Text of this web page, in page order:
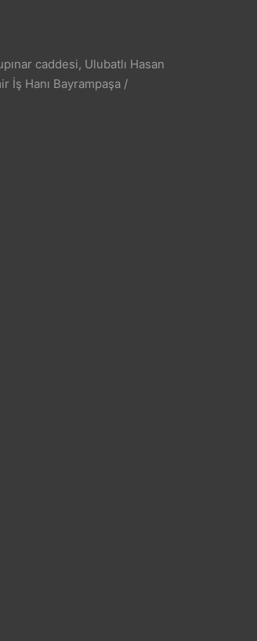
caddesi, Ulubatlı Hasan
İş Hanı Bayrampaşa /